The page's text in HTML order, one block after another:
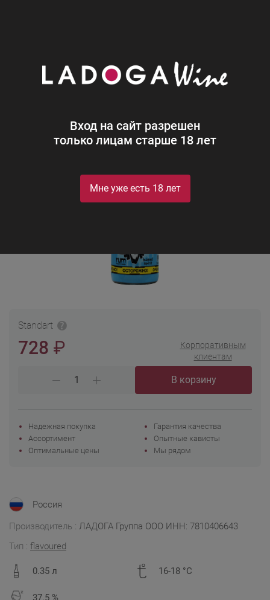
Вход на сайт разрешен
только лицам старше 18 лет
Мне уже есть 18 лет
Кул Скелетон Кокос
Кул Скелетон Кокос
Россия
Производитель : ЛАДОГА Группа ООО ИНН: 7810406643
Тип : flavoured
0.35 л 16-18 °C
37.5 %
Standart
728 ₽
Корпоративным
клиентам
В корзину
Надежная покупка
Гарантия качества
Ассортимент
Опытные кависты
Оптимальные цены
Мы рядом